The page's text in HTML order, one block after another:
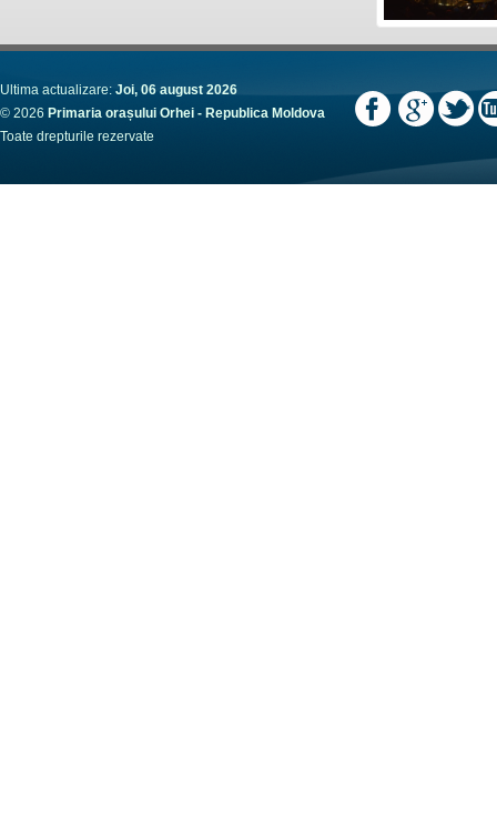
Ultima actualizare: Joi, 06 august 2026
© 2026 Primaria orașului Orhei - Republica Moldova
Toate drepturile rezervate